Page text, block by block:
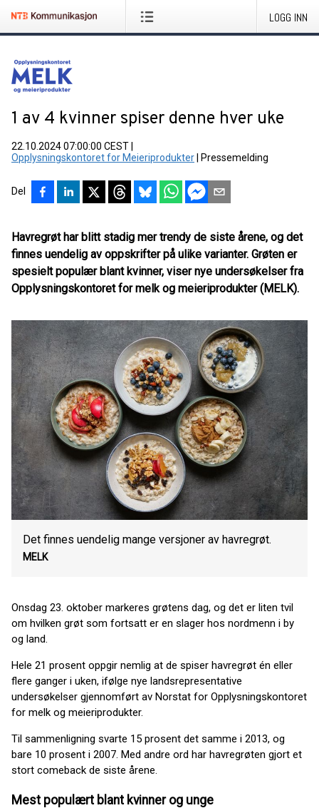
LOGG INN
1 av 4 kvinner spiser denne hver uke
22.10.2024 07:00:00 CEST
Opplysningskontoret for Meieriprodukter
Pressemelding
Del
Havregrøt har blitt stadig mer trendy de siste årene, og det
finnes uendelig av oppskrifter på ulike varianter. Grøten er
spesielt populær blant kvinner, viser nye undersøkelser fra
Opplysningskontoret for melk og meieriprodukter (MELK).
Det finnes uendelig mange versjoner av havregrøt.
MELK
Onsdag 23. oktober markeres grøtens dag, og det er liten tvil
om hvilken grøt som fortsatt er en slager hos nordmenn i by
og land.
Hele 21 prosent oppgir nemlig at de spiser havregrøt én eller
flere ganger i uken, ifølge nye landsrepresentative
undersøkelser gjennomført av Norstat for Opplysningskontoret
for melk og meieriprodukter.
Til sammenligning svarte 15 prosent det samme i 2013, og
bare 10 prosent i 2007. Med andre ord har havregrøten gjort et
stort comeback de siste årene.
Mest populært blant kvinner og unge